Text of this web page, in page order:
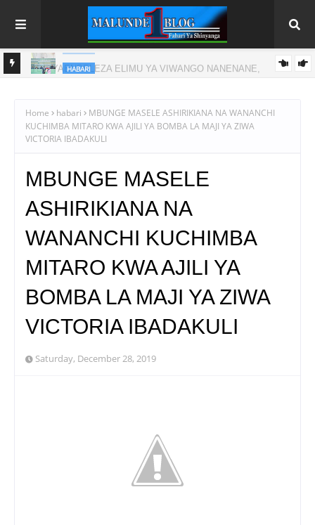
HABARI
Home habari
MBUNGE MASELE ASHIRIKIANA NA WANANCHI
KUCHIMBA MITARO KWA AJILI YA BOMBA LA MAJI YA ZIWA
VICTORIA IBADAKULI
MBUNGE MASELE
ASHIRIKIANA NA
WANANCHI KUCHIMBA
MITARO KWA AJILI YA
BOMBA LA MAJI YA ZIWA
VICTORIA IBADAKULI
Saturday, December 28, 2019